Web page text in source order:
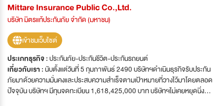
Mittare Insurance Public Co.,Ltd.
บริษัท มิตรแท้ประกันภัย จำกัด (มหาชน)
เข้าชมเว็บไซต์
ประเภทธุรกิจ :ประกันภัย-ประกันชีวิต-ประกันรถยนต์
เกี่ยวกับเรา :นับตั้งแต่วันที่ 5 กุมภาพันธ์ 2490 บริษัทฯดำเนินธุรกิจรับประกัน
ภัยมาด้วยความมั่นคงและประสบความสำเร็จตามเป้าหมายที่วางไว้มาโดยตลอด
ปัจจุบัน บริษัทฯ มีทุนจดทะเบียน 1,618,425,000 บาท บริษัทฯไม่เคยหยุดนิ่งที่